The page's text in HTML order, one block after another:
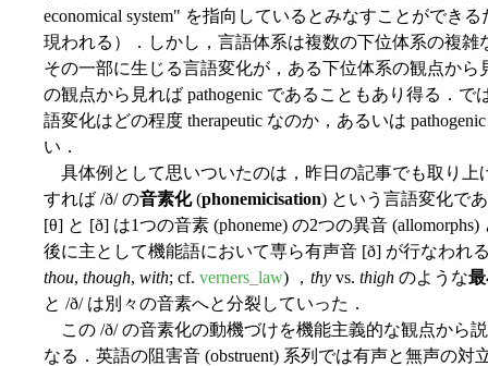
economical system" を指向しているとみなすことができ
現われる）．しかし，言語体系は複数の下位体系の複
その一部に生じる言語変化が，ある下位体系の観点から
の観点から見れば pathogenic であることもあり得る．
語変化はどの程度 therapeutic なのか，あるいは
い．
具体例として思いついたのは，昨日の記事でも取り上
すれば /ð/ の音素化(phonemicisation) という言語変化で
[θ] と [ð] は1つの音素 (phoneme) の2つの異音
後に主として機能語において専ら有声音 [ð] が行なわれ
thou, though, with; cf. verners_law) ， thy vs. thigh のような
と /ð/ は別々の音素へと分裂していった．
この /ð/ の音素化の動機づけを機能主義的な観点から
なる．英語の阻害音 (obstruent) 系列では有声と無声の